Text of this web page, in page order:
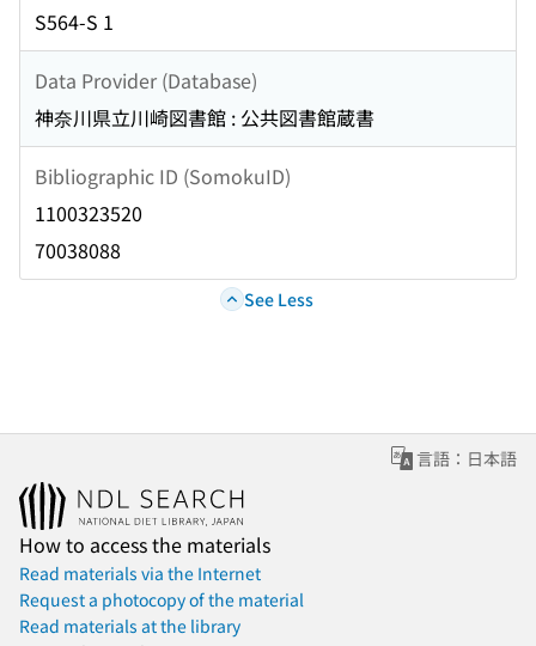
S564-S 1
Data Provider (Database)
神奈川県立川崎図書館 : 公共図書館蔵書
Bibliographic ID (SomokuID)
1100323520
70038088
See Less
言語：日本語
How to access the materials
Read materials via the Internet
Request a photocopy of the material
Read materials at the library